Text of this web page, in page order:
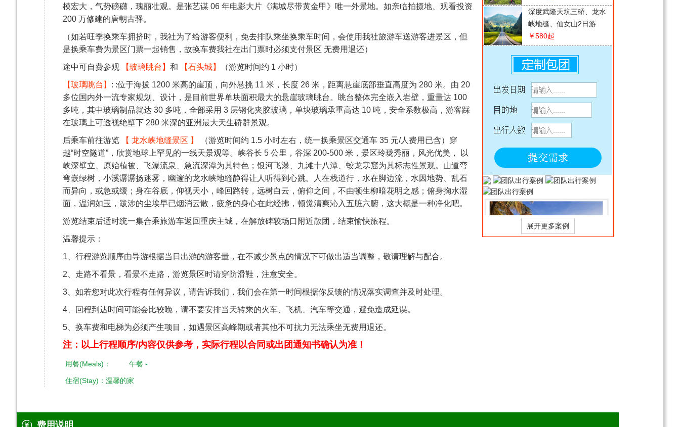
模宏大，气势磅礴，瑰丽壮观。是张艺谋 06 年电影大片《满城尽带黄金甲》唯一外景地。如亲临拍摄地、观看投资
200 万修建的唐朝古驿。
（如若旺季换乘车拥挤时，我社为了给游客便利，免去排队乘坐换乘车时间，会使用我社旅游车送游客进景区，但
是换乘车费为景区门票一起销售，故换车费我社在出门票时必须支付景区 无费用退还）
途中可自费参观 【玻璃眺台】 和 【石头城】 （游览时间约 1 小时）
【玻璃眺台】 : :位于海拔 1200 米高的崖顶，向外悬挑 11 米，长度 26 米，距离悬崖底部垂直高度为 280 米。由 20
多位国内外一流专家规划、设计，是目前世界单块面积最大的悬崖玻璃眺台。眺台整体完全嵌入岩壁，重量达 100
多吨，其中玻璃制品就达 30 多吨，全部采用 3 层钢化夹胶玻璃，单块玻璃承重高达 10 吨，安全系数极高，游客踩
在玻璃上可透视绝壁下 280 米深的亚洲最大天生硚群景观。
后乘车前往游览 【 龙水峡地缝景区 】
（游览时间约 1.5 小时左右，统一换乘景区交通车 35 元/人费用已含）穿
越“时空隧道”，欣赏地球上罕见的一线天景观等。峡谷长 5 公里，谷深 200-500 米，景区玲珑秀丽，风光优美， 以
峡深壁立、原始植被、飞瀑流泉、急流深潭为其特色；银河飞瀑、九滩十八潭、蛟龙寒窟为其标志性景观。山道弯
弯嵌绿树，小溪潺潺扬迷雾，幽邃的龙水峡地缝静得让人听得到心跳。人在栈道行，水在脚边流，水因地势、乱石
而异向，或急或缓；身在谷底，仰视天小，峰回路转，远树白云，俯仰之间，不由顿生柳暗花明之感；俯身掬水湿
面，温润如玉，跋涉的尘埃早已烟消云散，疲惫的身心在此经拂，顿觉清爽沁入五脏六腑，这大概是一种净化吧。
游览结束后适时统一集合乘旅游车返回重庆主城，在解放碑较场口附近散团，结束愉快旅程。
温馨提示：
1、行程游览顺序由导游根据当日出游的游客量，在不减少景点的情况下可做出适当调整，敬请理解与配合。
2、走路不看景，看景不走路，游览景区时请穿防滑鞋，注意安全。
3、如若您对此次行程有任何异议，请告诉我们，我们会在第一时间根据你反馈的情况落实调查并及时处理。
4、回程到达时间可能会比较晚，请不要安排当天转乘的火车、飞机、汽车等交通，避免造成延误。
5、换车费和电梯为必须产生项目，如遇景区高峰期或者其他不可抗力无法乘坐无费用退还。
注：以上行程顺序/内容仅供参考，实际行程以合同或出团通知书确认为准！
用餐(Meals)： 午餐 -
住宿(Stay)：温馨的家
深度武隆天坑三硚、龙水
峡地缝、仙女山2日游
￥580起
草原经典环线4日游
￥358起
【巫山·奉节·云阳】全景
渝东北巫山小三峡+云阳
龙缸·云端廊桥+ 张飞庙
+奉节白帝城·瞿塘峡3日
￥628起
【纯喜】四川千年阆中古
2日游
￥308起
贵州水墨乌江寨、十二背
后、双河谷、地下裂缝2
日游
￥358
武隆+涪陵+市区纯玩5日
游（2-8人精致小团）
￥1388起
费用说明